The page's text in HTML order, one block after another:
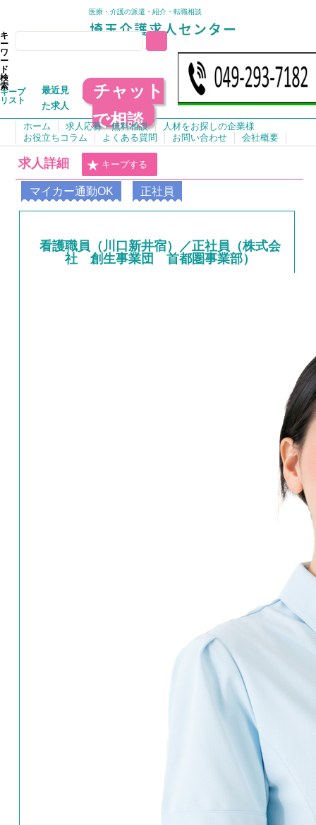
医療・介護の派遣・紹介・転職相談
キ
ー
ワ
ー
ド
検
索
キープ
リスト
最近見
た求人
チャット
で相談
ホーム 求人応募・無料相談
人材をお探しの企業様
お役立ちコラム
よくある質問 お問い合わせ 会社概要
求人詳細 キープする
マイカー通勤OK 正社員
看護職員（川口新井宿）／正社員（株式会
社 創生事業団 首都圏事業部）